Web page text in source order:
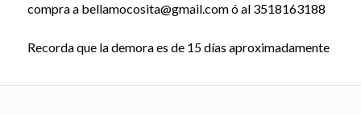
compra a bellamocosita@gmail.com ó al 3518163188
Recorda que la demora es de 15 días aproximadamente